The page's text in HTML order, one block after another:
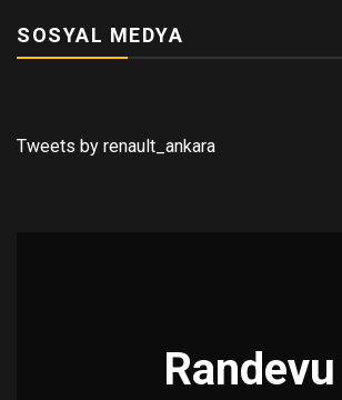
SOSYAL MEDYA
Tweets by renault_ankara
Randevu